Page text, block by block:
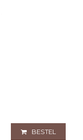
BESTEL